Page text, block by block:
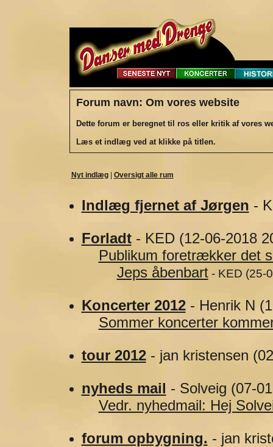
Forum navn: Om vores website
Dette forum er beregnet til ros eller kritik af vores
Læs et indlæg ved at klikke på titlen.
Nyt indlæg| Oversigt alle rum
Indlæg fjernet af Jørgen -
Forladt- KED (12-06-2018
Publikum foretrækker det
Jeps åbenbart- KED (25-
Koncerter 2012- Henrik N
Sommer koncerter
tour 2012- jan kristensen
nyheds mail - Solveig (07-
Vedr. nyhedmail: Hej
forum opbygning. - jan